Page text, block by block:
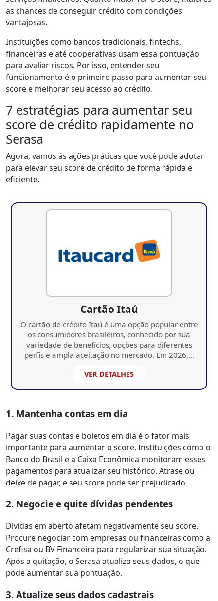
as chances de conseguir crédito com condições
vantajosas.
Instituições como bancos tradicionais, fintechs,
financeiras e até cooperativas usam essa pontuação
para avaliar riscos. Por isso, entender seu
funcionamento é o primeiro passo para aumentar seu
score e melhorar seu acesso ao crédito.
7 estratégias para aumentar seu
score de crédito rapidamente no
Serasa
Agora, vamos às ações práticas que você pode adotar
para elevar seu score de crédito de forma rápida e
eficiente.
Cartão Itaú
O cartão de crédito Itaú é uma opção popular entre
os consumidores brasileiros, conhecido por sua
variedade de benefícios, opções para diferentes
perfis e ampla aceitação no mercado. Em 2026,…
VER DETALHES
1. Mantenha contas em dia
Pagar suas contas e boletos em dia é o fator mais
importante para aumentar o score. Instituições como o
Banco do Brasil e a Caixa Econômica monitoram esses
pagamentos para atualizar seu histórico. Atrase ou
deixe de pagar, e seu score pode ser prejudicado.
2. Negocie e quite dívidas pendentes
Dívidas em aberto afetam negativamente seu score.
Procure negociar com empresas ou financeiras como a
Crefisa ou BV Financeira para regularizar sua situação.
Após a quitação, o Serasa atualiza seus dados, o que
pode aumentar sua pontuação.
3. Atualize seus dados cadastrais